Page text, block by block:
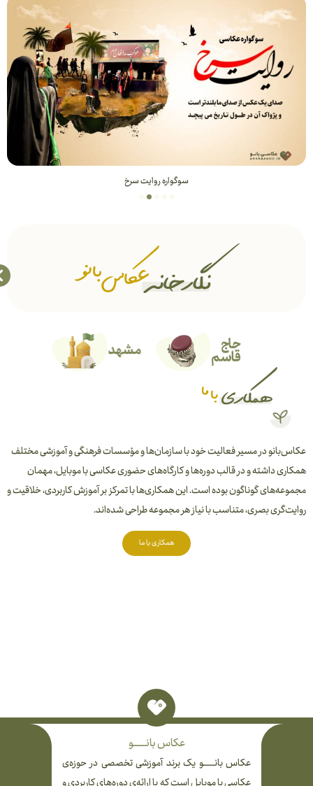
سوگواره روایت سرخ
عکاس‌بانو در مسیر فعالیت خود با سازمان‌ها و مؤسسات فرهنگی و آموزشی مختلف
همکاری داشته و در قالب دوره‌ها و کارگاه‌های حضوری عکاسی با موبایل، مهمان
مجموعه‌های گوناگون بوده است. این همکاری‌ها با تمرکز بر آموزش کاربردی، خلاقیت و
روایت‌گری بصری، متناسب با نیاز هر مجموعه طراحی شده‌اند.
همکاری با ما
عکاس بانـــــــــو
عکاس بانــــــــو یک برند آموزشی تخصصی در حوزه‌ی